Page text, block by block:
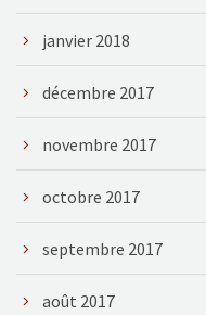
janvier 2018
décembre 2017
novembre 2017
octobre 2017
septembre 2017
août 2017